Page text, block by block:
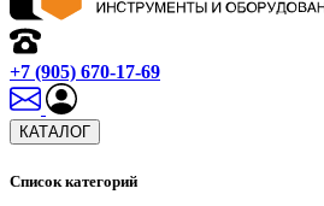
+7 (905) 670-17-69
КАТАЛОГ
Список категорий